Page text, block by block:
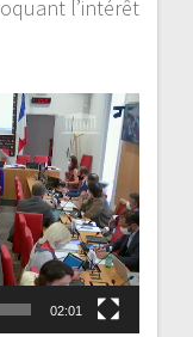
l’intérêt
02:01